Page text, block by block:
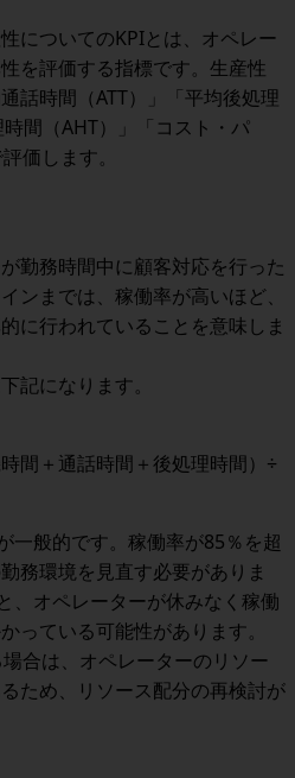
についてのKPIとは、オペレー
を評価する指標です。生産性
話時間（ATT）」「平均後処理
間（AHT）」「コスト・パ
価します。
勤務時間中に顧客対応を行った
ンまでは、稼働率が高いほど、
に行われていることを意味しま
記になります。
間＋通話時間＋後処理時間）÷
一般的です。稼働率が85％を超
務環境を見直す必要がありま
、オペレーターが休みなく稼働
っている可能性があります。
合は、オペレーターのリソー
ため、リソース配分の再検討が